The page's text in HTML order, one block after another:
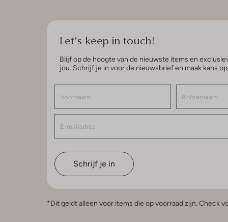
Let's keep in touch!
Blijf op de hoogte van de nieuwste items en
jou. Schrijf je in voor de nieuwsbrief en maak kans
Schrijf je in
*Dit geldt alleen voor items die op voorraad zijn. Check